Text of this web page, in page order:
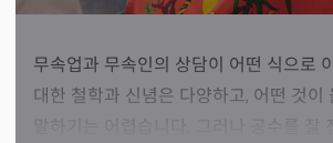
무속업과 무속인의 상담이 어떤 식으로
대한 철학과 신념은 다양하고, 어떤 것이